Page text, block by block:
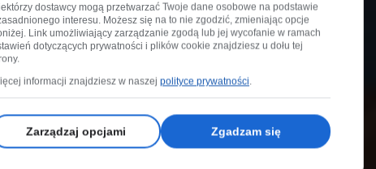
dostawcy mogą przetwarzać Twoje dane osobowe na podstawie
interesu. Możesz się na to nie zgodzić, zmieniając opcje
Link umożliwiający zarządzanie zgodą lub jej wycofanie w ramach
dotyczących prywatności i plików cookie znajdziesz u dołu tej
informacji znajdziesz w naszej polityce prywatności.
Zarządzaj opcjami Zgadzam się